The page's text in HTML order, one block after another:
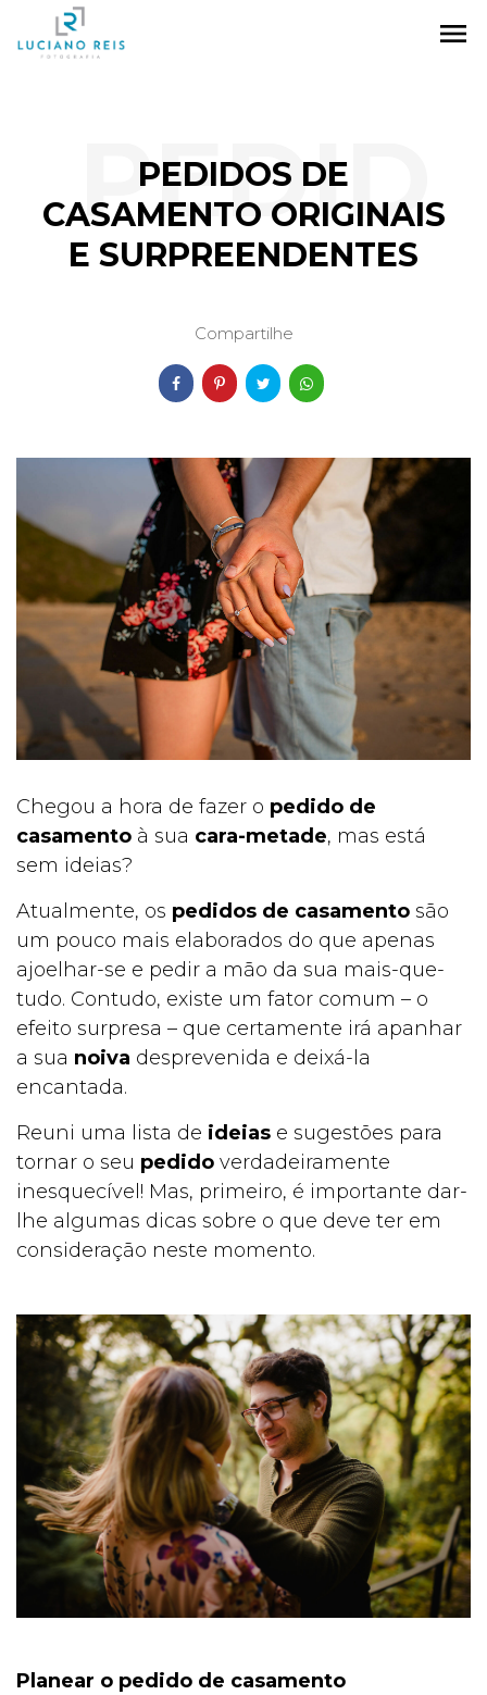
menu
PEDIDOS DE
CASAMENTO ORIGINAIS
E SURPREENDENTES
PEDID
OS DE
CASA
MENT
O
ORIGI
NAIS E
SURPR
EENDE
NTES
Compartilhe
Chegou a hora de fazer o pedido de
casamento à sua cara-metade, mas está
sem ideias?
Atualmente, os pedidos de casamento são
um pouco mais elaborados do que apenas
ajoelhar-se e pedir a mão da sua mais-que-
tudo. Contudo, existe um fator comum – o
efeito surpresa – que certamente irá apanhar
a sua noiva desprevenida e deixá-la
encantada.
Reuni uma lista de ideias e sugestões para
tornar o seu pedido verdadeiramente
inesquecível! Mas, primeiro, é importante dar-
lhe algumas dicas sobre o que deve ter em
consideração neste momento.
Planear o pedido de casamento